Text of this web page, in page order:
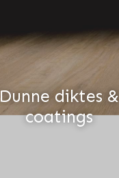
Dunne diktes &
coatings